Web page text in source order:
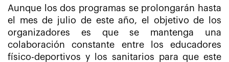
Aunque los dos programas se prolongarán hasta
el mes de julio de este año, el objetivo de los
organizadores es que se mantenga una
colaboración constante entre los educadores
físico-deportivos y los sanitarios para que este